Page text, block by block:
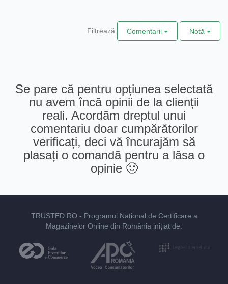
Filtrează Comentarii Notă
Se pare că pentru opțiunea selectată
nu avem încă opinii de la clienții
reali. Acordăm dreptul unui
comentariu doar cumpărătorilor
verificați, deci vă încurajăm să
plasați o comandă pentru a lăsa o
opinie 🙂
TRUSTED.RO - Programul Național de Certificare a
Magazinelor Online din România inițiat de: